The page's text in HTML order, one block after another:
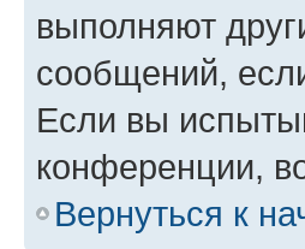
выполняют
сообщений,
Если вы
конференции,
Вернуться к